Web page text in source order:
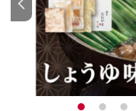
1 2 3